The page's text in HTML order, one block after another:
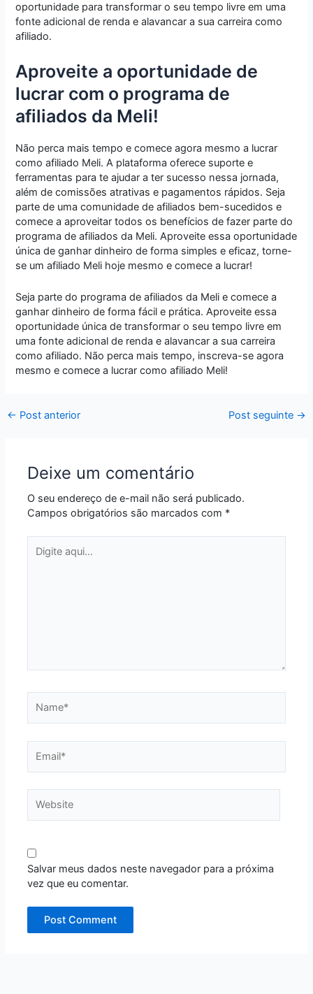
oportunidade para transformar o seu tempo livre em uma
fonte adicional de renda e alavancar a sua carreira como
afiliado.
Aproveite a oportunidade de
lucrar com o programa de
afiliados da Meli!
Não perca mais tempo e comece agora mesmo a lucrar
como afiliado Meli. A plataforma oferece suporte e
ferramentas para te ajudar a ter sucesso nessa jornada,
além de comissões atrativas e pagamentos rápidos. Seja
parte de uma comunidade de afiliados bem-sucedidos e
comece a aproveitar todos os benefícios de fazer parte do
programa de afiliados da Meli. Aproveite essa oportunidade
única de ganhar dinheiro de forma simples e eficaz, torne-
se um afiliado Meli hoje mesmo e comece a lucrar!
Seja parte do programa de afiliados da Meli e comece a
ganhar dinheiro de forma fácil e prática. Aproveite essa
oportunidade única de transformar o seu tempo livre em
uma fonte adicional de renda e alavancar a sua carreira
como afiliado. Não perca mais tempo, inscreva-se agora
mesmo e comece a lucrar como afiliado Meli!
← Post anterior Post seguinte →
Deixe um comentário
O seu endereço de e-mail não será publicado.
Campos obrigatórios são marcados com *
aqui...
Salvar meus dados neste navegador para a próxima
vez que eu comentar.